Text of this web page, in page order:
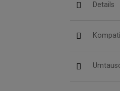
Details